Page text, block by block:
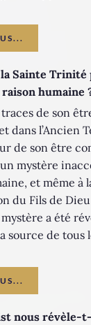
Sainte
humaine
traces de son
dans l’Ancien
de son être
mystère
et même à
du Fils de
a été
source de tous
nous révèle-